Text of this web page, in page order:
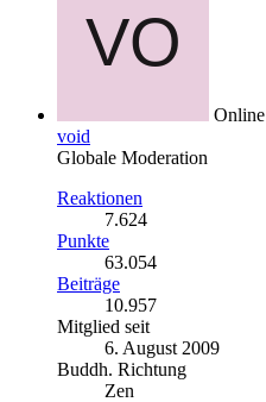
Online
void
Globale Moderation
Reaktionen
7.624
Punkte
63.054
Beiträge
10.957
Mitglied seit
6. August 2009
Buddh. Richtung
Zen